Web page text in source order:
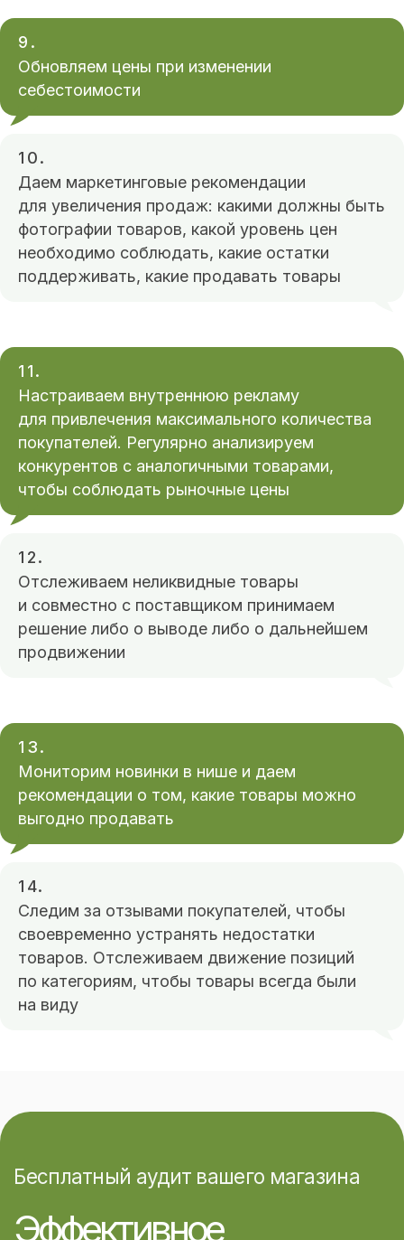
9.
Обновляем цены при изменении
себестоимости
10.
Даем маркетинговые рекомендации
для увеличения продаж: какими должны быть
фотографии товаров, какой уровень цен
необходимо соблюдать, какие остатки
поддерживать, какие продавать товары
11.
Настраиваем внутреннюю рекламу
для привлечения максимального количества
покупателей. Регулярно анализируем
конкурентов с аналогичными товарами,
чтобы соблюдать рыночные цены
12.
Отслеживаем неликвидные товары
и совместно с поставщиком принимаем
решение либо о выводе либо о дальнейшем
продвижении
13.
Мониторим новинки в нише и даем
рекомендации о том, какие товары можно
выгодно продавать
14.
Следим за отзывами покупателей, чтобы
своевременно устранять недостатки
товаров. Отслеживаем движение позиций
по категориям, чтобы товары всегда были
на виду
О компании
Оставить заявку
Продвижение на Wildberries
ИНН: 660406057179
ОГРН ИП: 310660406200010
© 2011 | Все права защищены
Стилизация и оформление карточек
SEO-оптимизация
Интернет-маркетинг
Продвижение на СберМегаМаркете
Cоцсети: О компании